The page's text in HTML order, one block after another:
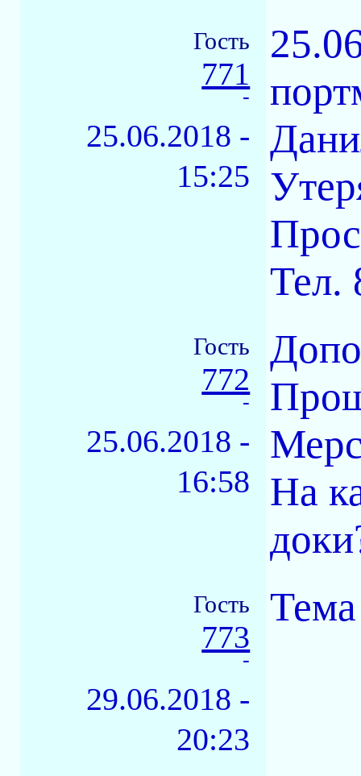
Гость
771
-
25.06.2018 -
15:25
Тел.
Гость
772
-
25.06.2018 -
16:58 На
Гость
773
-
29.06.2018 -
20:23